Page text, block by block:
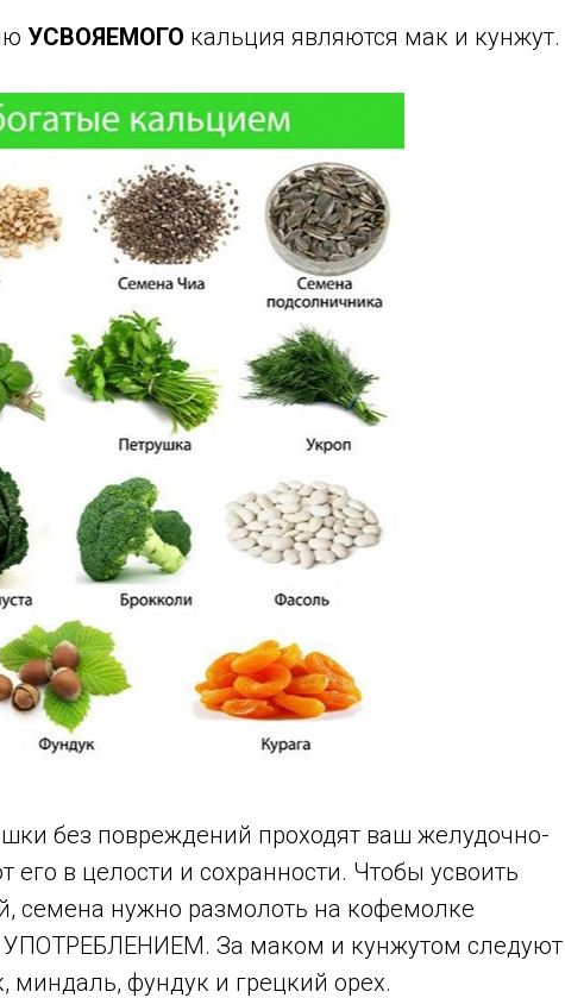
УСВОЯЕМОГО кальция являются мак и кунжут.
без повреждений проходят ваш желудочно-
в целости и сохранности. Чтобы усвоить
семена нужно размолоть на кофемолке
За маком и кунжутом следуют
миндаль, фундук и грецкий орех.